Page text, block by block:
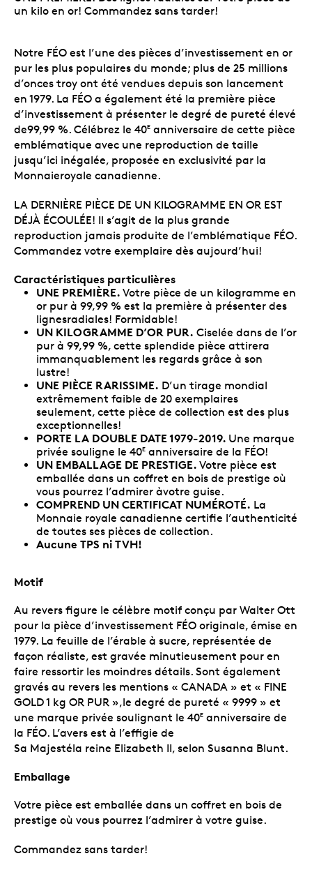
un kilo en or! Commandez sans tarder!
Notre FÉO est l’une des pièces d’investissement en or
pur les plus populaires du monde; plus de 25 millions
d’onces troy ont été vendues depuis son lancement
en 1979. La FÉO a également été la première pièce
d’investissement à présenter le degré de pureté élevé
de99,99 %. Célébrez le 40E anniversaire de cette pièce
emblématique avec une reproduction de taille
jusqu’ici inégalée, proposée en exclusivité par la
Monnaieroyale canadienne.
LA DERNIÈRE PIÈCE DE UN KILOGRAMME EN OR EST
DÉJÀ ÉCOULÉE! Il s’agit de la plus grande
reproduction jamais produite de l’emblématique FÉO.
Commandez votre exemplaire dès aujourd’hui!
Caractéristiques particulières
UNE PREMIÈRE. Votre pièce de un kilogramme en
or pur à 99,99 % est la première à présenter des
lignesradiales! Formidable!
UN KILOGRAMME D’OR PUR. Ciselée dans de l’or
pur à 99,99 %, cette splendide pièce attirera
immanquablement les regards grâce à son
lustre!
UNE PIÈCE RARISSIME. D’un tirage mondial
extrêmement faible de 20 exemplaires
seulement, cette pièce de collection est des plus
exceptionnelles!
PORTE LA DOUBLE DATE 1979-2019. Une marque
privée souligne le 40E anniversaire de la FÉO!
UN EMBALLAGE DE PRESTIGE. Votre pièce est
emballée dans un coffret en bois de prestige où
vous pourrez l’admirer àvotre guise.
COMPREND UN CERTIFICAT NUMÉROTÉ. La
Monnaie royale canadienne certifie l’authenticité
de toutes ses pièces de collection.
Aucune TPS ni TVH!
Motif
Au revers figure le célèbre motif conçu par Walter Ott
pour la pièce d’investissement FÉO originale, émise en
1979. La feuille de l’érable à sucre, représentée de
façon réaliste, est gravée minutieusement pour en
faire ressortir les moindres détails. Sont également
gravés au revers les mentions « CANADA » et « FINE
GOLD 1 kg OR PUR »,le degré de pureté « 9999 » et
une marque privée soulignant le 40E anniversaire de
la FÉO. L’avers est à l’effigie de
Sa Majestéla reine Elizabeth II, selon Susanna Blunt.
Emballage
Votre pièce est emballée dans un coffret en bois de
prestige où vous pourrez l’admirer à votre guise.
Commandez sans tarder!